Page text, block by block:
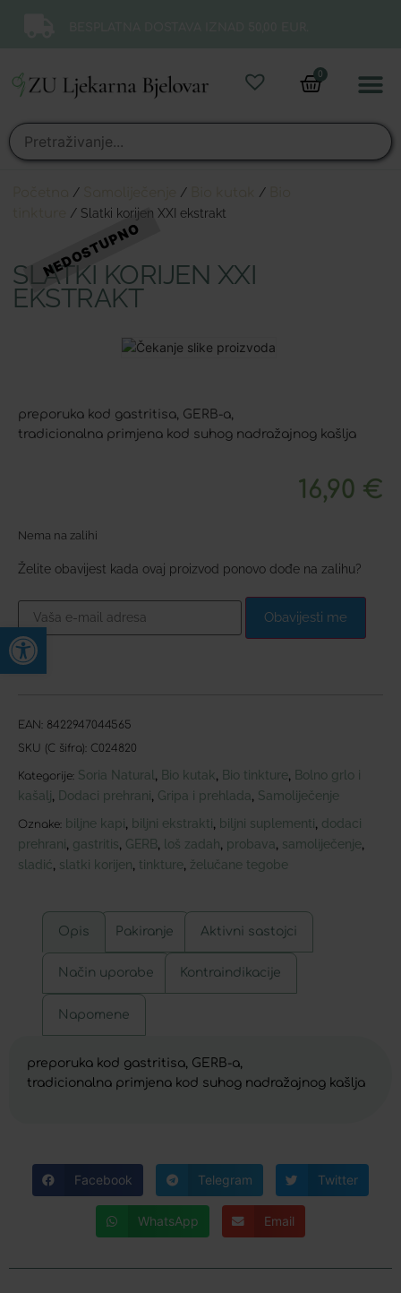
Open toolbar
0
/ / /
/ Slatki korijen XXI ekstrakt
SLATKI KORIJEN XXI
EKSTRAKT
preporuka kod gastritisa, GERB-a,
tradicionalna primjena kod suhog nadražajnog kašlja
16,90 €
Nema na zalihi
Želite obavijest kada ovaj proizvod ponovo dođe na zalihu?
Obavijesti me
EAN: 8422947044565
SKU (C šifra): C024820
Kategorije: Soria Natural Bio kutak Bio tinkture Bolno grlo i
kašalj Dodaci prehrani Gripa i prehlada Samoliječenje
Oznake: biljne kapi biljni ekstrakti biljni suplementi dodaci
prehrani gastritis GERB loš zadah probava samoliječenje
sladić slatki korijen tinkture želučane tegobe
Opis Pakiranje Aktivni sastojci
Način uporabe Kontraindikacije
Napomene
preporuka kod gastritisa, GERB-a,
tradicionalna primjena kod suhog nadražajnog kašlja
Facebook Telegram Twitter
WhatsApp Email